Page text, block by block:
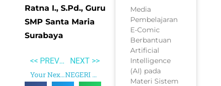
Ratna I., S.Pd., Guru
SMP Santa Maria
Surabaya
<< PREVIOUS
Your Next Five Moves
NEXT >>
NEGERI 5 MENARA
Media
Pembelajaran
E-Comic
Berbantuan
Artificial
Intelligence
(AI) pada
Materi Sistem